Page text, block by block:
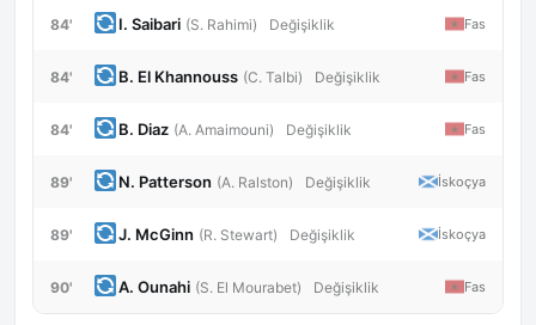
84' I. Saibari (S. Rahimi) Değişiklik Fas
84' B. El Khannouss (C. Talbi) Değişiklik Fas
84' B. Diaz (A. Amaimouni) Değişiklik Fas
89' N. Patterson (A. Ralston) Değişiklik İskoçya
89' J. McGinn (R. Stewart) Değişiklik İskoçya
90' A. Ounahi (S. El Mourabet) Değişiklik Fas